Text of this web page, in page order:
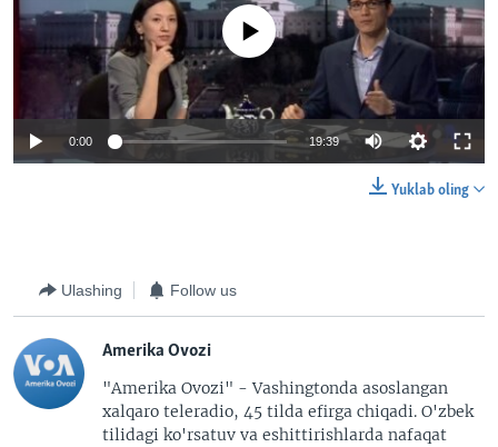
No media source currently available
0:00 19:39
Yuklab oling
Ulashing Follow us
Amerika Ovozi
"Amerika Ovozi" - Vashingtonda asoslangan
xalqaro teleradio, 45 tilda efirga chiqadi. O'zbek
tilidagi ko'rsatuv va eshittirishlarda nafaqat